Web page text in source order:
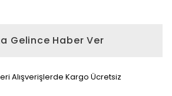
Gelince Haber Ver
Alışverişlerde Kargo Ücretsiz